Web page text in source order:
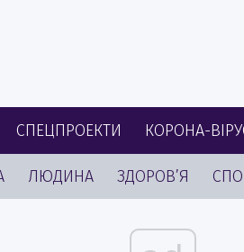
СПЕЦПРОЕКТИ КОРОНА-
ЛЮДИНА ЗДОРОВ’Я